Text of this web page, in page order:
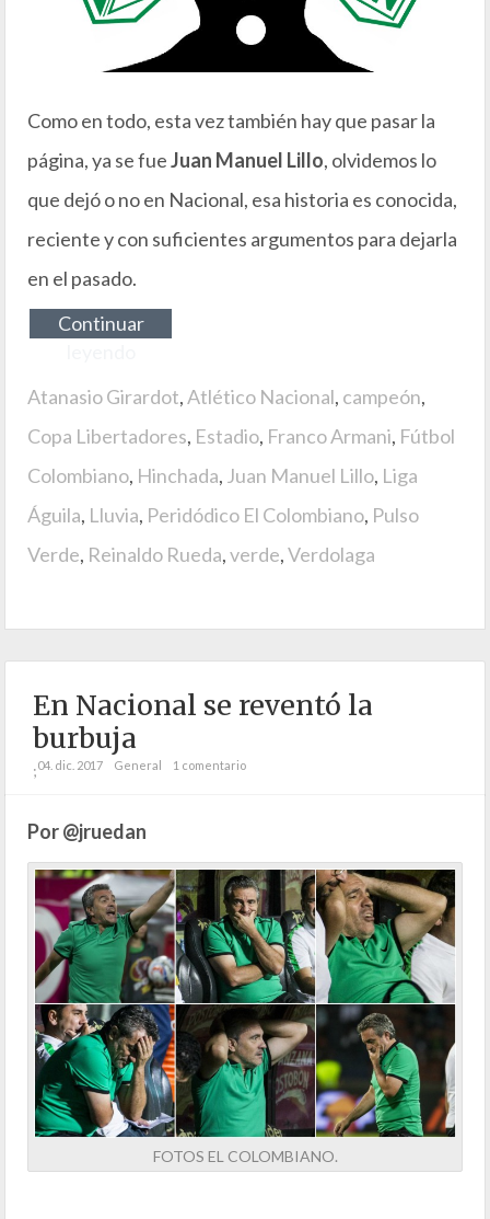
Como en todo, esta vez también hay que pasar la
página, ya se fueJuan Manuel Lillo, olvidemos lo
que dejó o no en Nacional, esa historia es conocida,
reciente y con suficientes argumentos para dejarla
en el pasado.
Continuar
Atanasio Girardot,Atlético Nacional, campeón,
Copa Libertadores, Estadio, Franco Armani, Fútbol
Colombiano, Hinchada, Juan Manuel Lillo, Liga
Águila, Lluvia, Peridódico El Colombiano, Pulso
Verde, Reinaldo Rueda,verde,Verdolaga
En Nacional se reventó la
burbuja
;04. dic. 2017 General 1 comentario
Por @jruedan
FOTOS EL COLOMBIANO.